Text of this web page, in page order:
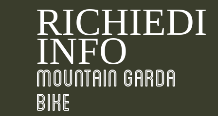
RICHIEDI
INFO
MOUNTAIN GARDA
BIKE